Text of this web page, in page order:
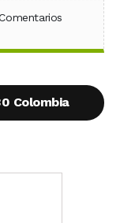
en X (Twitter)
en WhatsApp
Colombia